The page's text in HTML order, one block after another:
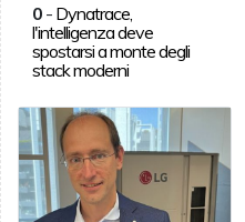
0- Dynatrace,
l'intelligenza deve
spostarsi a monte degli
stack moderni